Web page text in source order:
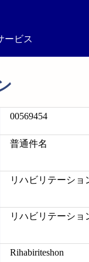
ービス
00569454
普通件名
リハビリテーショ
リハビリテーショ
Rihabiriteshon